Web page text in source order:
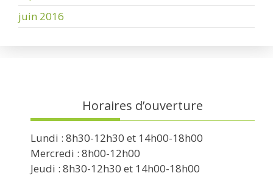
juin 2016
Horaires d’ouverture
Lundi : 8h30-12h30 et 14h00-18h00
Mercredi : 8h00-12h00
Jeudi : 8h30-12h30 et 14h00-18h00